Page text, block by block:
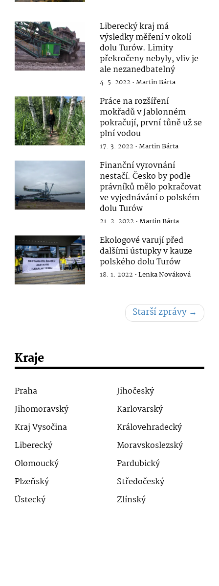
Liberecký kraj má
výsledky měření v okolí
dolu Turów. Limity
překročeny nebyly, vliv je
ale nezanedbatelný
4. 5. 2022 •Martin Bárta
Práce na rozšíření
mokřadů v Jablonném
pokračují, první tůně už se
plní vodou
17. 3. 2022 •Martin Bárta
Finanční vyrovnání
nestačí. Česko by podle
právníků mělo pokračovat
ve vyjednávání o polském
dolu Turów
21. 2. 2022 •Martin Bárta
Ekologové varují před
dalšími ústupky v kauze
polského dolu Turów
18. 1. 2022 •Lenka Nováková
Starší zprávy →
Kraje
Praha
Jihočeský
Jihomoravský
Karlovarský
Kraj Vysočina
Královehradecký
Liberecký
Moravskoslezský
Olomoucký
Pardubický
Plzeňský
Středočeský
Ústecký
Zlínský